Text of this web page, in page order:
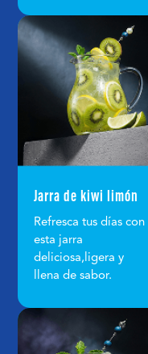
Jarra de kiwi limón
Refresca tus días con
esta jarra
deliciosa,ligera y
llena de sabor.